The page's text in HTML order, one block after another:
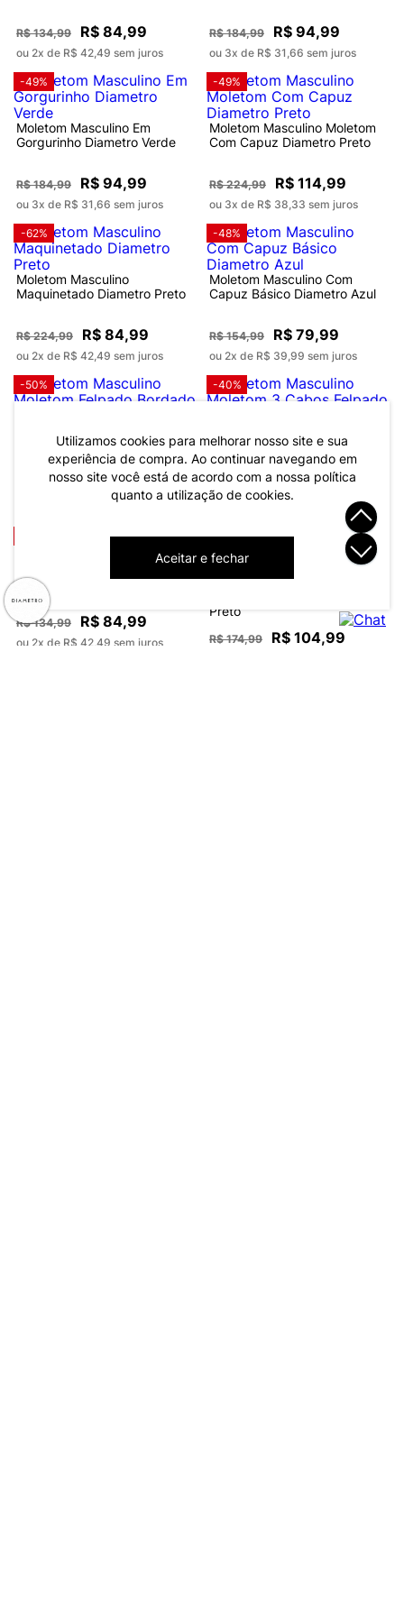
Utilizamos cookies para melhorar nosso site e sua
experiência de compra. Ao continuar navegando em
nosso site você está de acordo com a nossa política
quanto a utilização de cookies.
Aceitar e fechar
R$ 134,99 R$ 84,99
ou 2x de R$ 42,49 sem juros
R$ 184,99 R$ 94,99
ou 3x de R$ 31,66 sem juros
-49%
Moletom Masculino Em
Gorgurinho Diametro Verde
R$ 184,99 R$ 94,99
ou 3x de R$ 31,66 sem juros
-49%
Moletom Masculino Moletom
Com Capuz Diametro Preto
R$ 224,99 R$ 114,99
ou 3x de R$ 38,33 sem juros
-62%
Moletom Masculino
Maquinetado Diametro Preto
R$ 224,99 R$ 84,99
ou 2x de R$ 42,49 sem juros
-48%
Moletom Masculino Com
Capuz Básico Diametro Azul
R$ 154,99 R$ 79,99
ou 2x de R$ 39,99 sem juros
-50%
Felpado Bordado Diametro
R$ 89,99
-40%
Cabos Felpado Diametro Azul
R$ 174,99 R$ 104,99
ou 3x de R$ 34,99 sem juros
Moletom Masculino Básico
Diametro Marrom
R$ 134,99 R$ 84,99
ou 2x de R$ 42,49 sem juros
-40%
Moletom Masculino Moletom 3
Preto
R$ 174,99 R$ 104,99